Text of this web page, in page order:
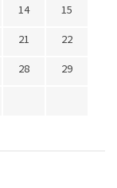
14
15
21
22
28
29